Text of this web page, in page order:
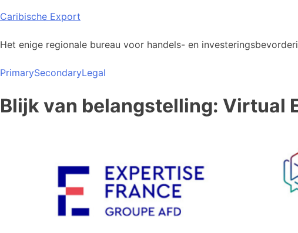
Skip
content
Caribische Export
Het enige regionale bureau voor handels- en
PrimarySecondaryLegal
Blijk van belangstelling: Virtual